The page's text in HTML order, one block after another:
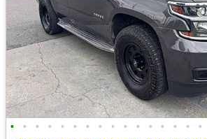
• • • • • • • • • • • • • • • •